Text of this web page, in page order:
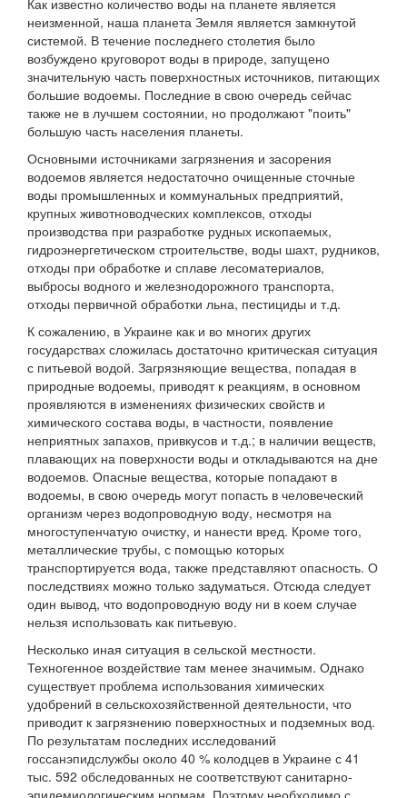
Как известно количество воды на планете является
неизменной, наша планета Земля является замкнутой
системой. В течение последнего столетия было
возбуждено круговорот воды в природе, запущено
значительную часть поверхностных источников, питающих
большие водоемы. Последние в свою очередь сейчас
также не в лучшем состоянии, но продолжают "поить"
большую часть населения планеты.
Основными источниками загрязнения и засорения
водоемов является недостаточно очищенные сточные
воды промышленных и коммунальных предприятий,
крупных животноводческих комплексов, отходы
производства при разработке рудных ископаемых,
гидроэнергетическом строительстве, воды шахт, рудников,
отходы при обработке и сплаве лесоматериалов,
выбросы водного и железнодорожного транспорта,
отходы первичной обработки льна, пестициды и т.д.
К сожалению, в Украине как и во многих других
государствах сложилась достаточно критическая ситуация
с питьевой водой. Загрязняющие вещества, попадая в
природные водоемы, приводят к реакциям, в основном
проявляются в изменениях физических свойств и
химического состава воды, в частности, появление
неприятных запахов, привкусов и т.д.; в наличии веществ,
плавающих на поверхности воды и откладываются на дне
водоемов. Опасные вещества, которые попадают в
водоемы, в свою очередь могут попасть в человеческий
организм через водопроводную воду, несмотря на
многоступенчатую очистку, и нанести вред. Кроме того,
металлические трубы, с помощью которых
транспортируется вода, также представляют опасность. О
последствиях можно только задуматься. Отсюда следует
один вывод, что водопроводную воду ни в коем случае
нельзя использовать как питьевую.
Несколько иная ситуация в сельской местности.
Техногенное воздействие там менее значимым. Однако
существует проблема использования химических
удобрений в сельскохозяйственной деятельности, что
приводит к загрязнению поверхностных и подземных вод.
По результатам последних исследований
госсанэпидслужбы около 40 % колодцев в Украине с 41
тыс. 592 обследованных не соответствуют санитарно-